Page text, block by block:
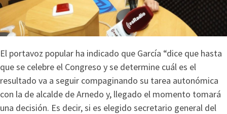
El portavoz popular ha indicado que García “dice que hasta
que se celebre el Congreso y se determine cuál es el
resultado va a seguir compaginando su tarea autonómica
con la de alcalde de Arnedo y, llegado el momento tomará
una decisión. Es decir, si es elegido secretario general del